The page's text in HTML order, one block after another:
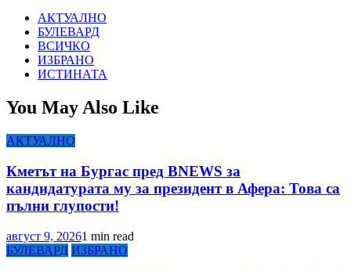
АКТУАЛНО
БУЛЕВАРД
ВСИЧКО
ИЗБРАНО
ИСТИНАТА
You May Also Like
АКТУАЛНО
Кметът на Бургас пред BNEWS за
кандидатурата му за президент в Афера: Това са
пълни глупости!
август 9, 20261 min read
БУЛЕВАРД ИЗБРАНО